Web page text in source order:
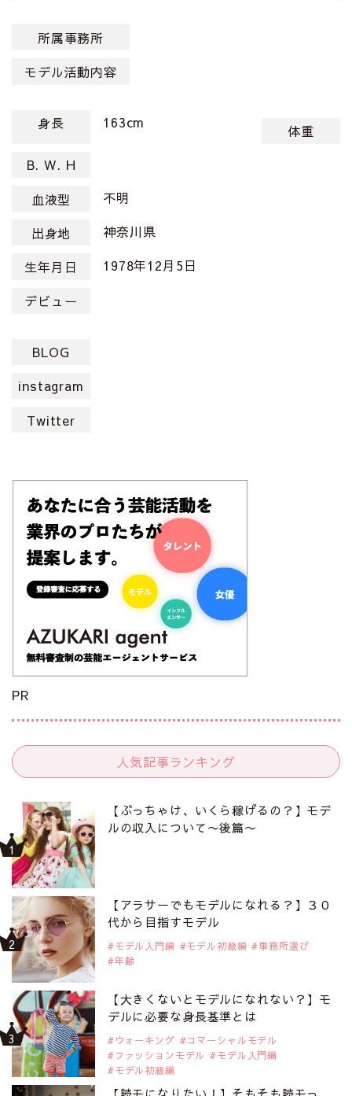
所属事務所
モデル活動内容
身長 163cm
体重
B. W. H
血液型
不明
出身地 神奈川県
生年月日 1978年12月5日
デビュー
BLOG
instagram
Twitter
PR
人気記事ランキング
【ぶっちゃけ、いくら稼げるの？】モデ
ルの収入について〜後篇〜
【アラサーでもモデルになれる？】３０
代から目指すモデル
モデル入門編 モデル初級編
事務所選び
年齢
【大きくないとモデルになれない？】モ
デルに必要な身長基準とは
ウォーキング
コマーシャルモデル
ファッションモデル
モデル入門編
モデル初級編